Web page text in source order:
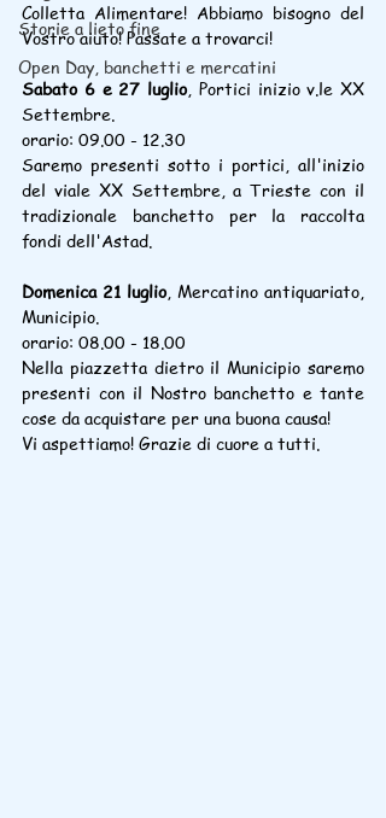
Storie a lieto fine
Open Day, banchetti e mercatini
Colletta Alimentare! Abbiamo bisogno del
Vostro aiuto! Passate a trovarci!
Sabato 6 e 27 luglio, Portici inizio v.le XX
Settembre.
orario: 09.00 - 12.30
Saremo presenti sotto i portici, all'inizio
del viale XX Settembre, a Trieste con il
tradizionale banchetto per la raccolta
fondi dell'Astad.
Domenica 21 luglio, Mercatino antiquariato,
Municipio.
orario: 08.00 - 18.00
Nella piazzetta dietro il Municipio saremo
presenti con il Nostro banchetto e tante
cose da acquistare per una buona causa!
Vi aspettiamo! Grazie di cuore a tutti.